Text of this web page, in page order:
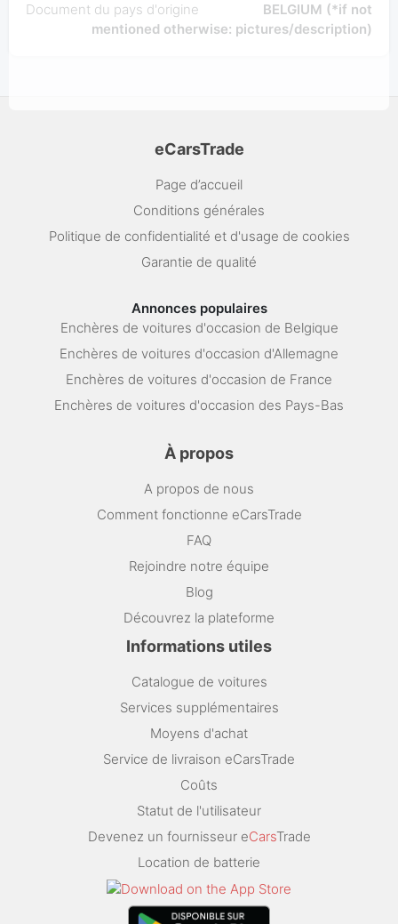
Document du pays d'origine
BELGIUM (*if not
mentioned otherwise: pictures/description)
eCarsTrade
Page d’accueil
Conditions générales
Politique de confidentialité et d'usage de cookies
Garantie de qualité
Annonces populaires
Enchères de voitures d'occasion de Belgique
Enchères de voitures d'occasion d'Allemagne
Enchères de voitures d'occasion de France
Enchères de voitures d'occasion des Pays-Bas
À propos
A propos de nous
Comment fonctionne eCarsTrade
FAQ
Rejoindre notre équipe
Blog
Découvrez la plateforme
Informations utiles
Catalogue de voitures
Services supplémentaires
Moyens d'achat
Service de livraison eCarsTrade
Coûts
Statut de l'utilisateur
Devenez un fournisseur eCarsTrade
Location de batterie